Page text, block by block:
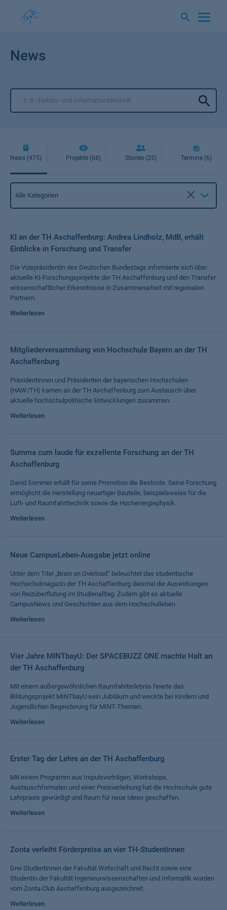
News
News (475) Projekte (68) Stories (25) Termine (6)
Kategorie
Alle Kategorien
KI an der TH Aschaffenburg: Andrea Lindholz, MdB, erhält
Einblicke in Forschung und Transfer
Die Vizepräsidentin des Deutschen Bundestags informierte sich über
aktuelle KI-Forschungsprojekte der TH Aschaffenburg und den Transfer
wissenschaftlicher Erkenntnisse in Zusammenarbeit mit regionalen
Partnern.
Weiterlesen
Mitgliederversammlung von Hochschule Bayern an der TH
Aschaffenburg
Präsidentinnen und Präsidenten der bayerischen Hochschulen
(HAW/TH) kamen an der TH Aschaffenburg zum Austausch über
aktuelle hochschulpolitische Entwicklungen zusammen.
Weiterlesen
Summa cum laude für exzellente Forschung an der TH
Aschaffenburg
David Sommer erhält für seine Promotion die Bestnote. Seine Forschung
ermöglicht die Herstellung neuartiger Bauteile, beispielsweise für die
Luft- und Raumfahrttechnik sowie die Hochenergiephysik.
Weiterlesen
Neue CampusLeben-Ausgabe jetzt online
Unter dem Titel „Brain on Overload“ beleuchtet das studentische
Hochschulmagazin der TH Aschaffenburg diesmal die Auswirkungen
von Reizüberflutung im Studienalltag. Zudem gibt es aktuelle
CampusNews und Geschichten aus dem Hochschulleben.
Weiterlesen
Vier Jahre MINTbayU: Der SPACEBUZZ ONE machte Halt an
der TH Aschaffenburg
Mit einem außergewöhnlichen Raumfahrterlebnis feierte das
Bildungsprojekt MINTbayU sein Jubiläum und weckte bei Kindern und
Jugendlichen Begeisterung für MINT-Themen.
Weiterlesen
Erster Tag der Lehre an der TH Aschaffenburg
Mit einem Programm aus Impulsvorträgen, Workshops,
Austauschformaten und einer Preisverleihung hat die Hochschule gute
Lehrpraxis gewürdigt und Raum für neue Ideen geschaffen.
Weiterlesen
Zonta verleiht Förderpreise an vier TH-Studentinnen
Drei Studentinnen der Fakultät Wirtschaft und Recht sowie eine
Studentin der Fakultät Ingenieurwissenschaften und Informatik wurden
vom Zonta Club Aschaffenburg ausgezeichnet.
Weiterlesen